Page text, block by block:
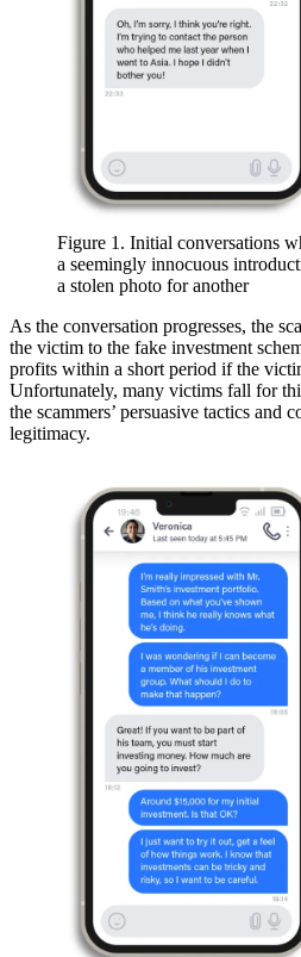
Figure 1. Initial conversations
a seemingly innocuous
a stolen photo for another
As the conversation progresses, the
the victim to the fake investment
profits within a short period if the
Unfortunately, many victims fall for
the scammers’ persuasive tactics and
legitimacy.